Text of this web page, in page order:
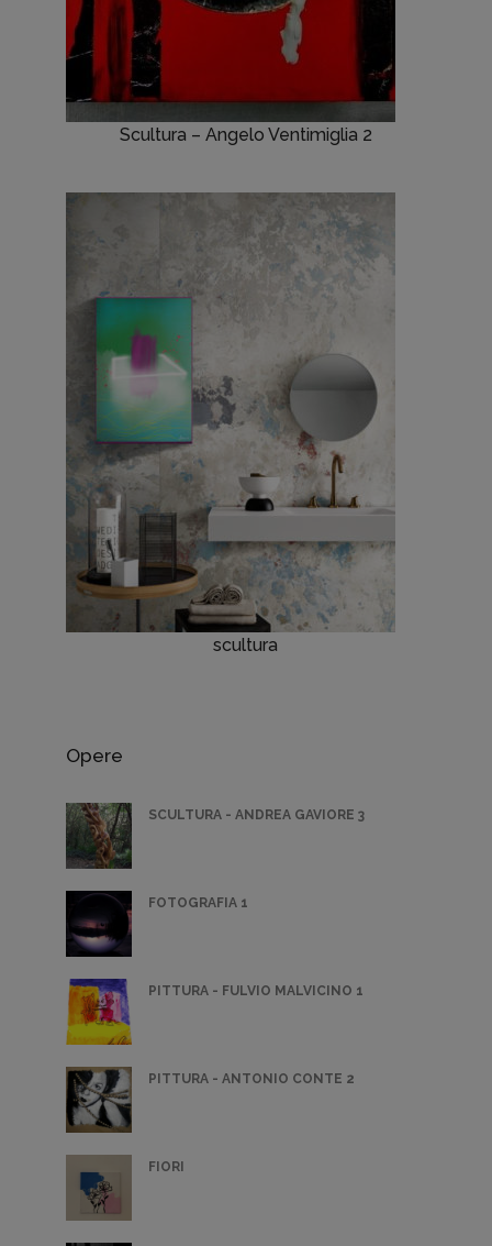
Scultura – Angelo Ventimiglia 2
scultura
Opere
SCULTURA - ANDREA GAVIORE 3
FOTOGRAFIA 1
PITTURA - FULVIO MALVICINO 1
PITTURA - ANTONIO CONTE 2
FIORI